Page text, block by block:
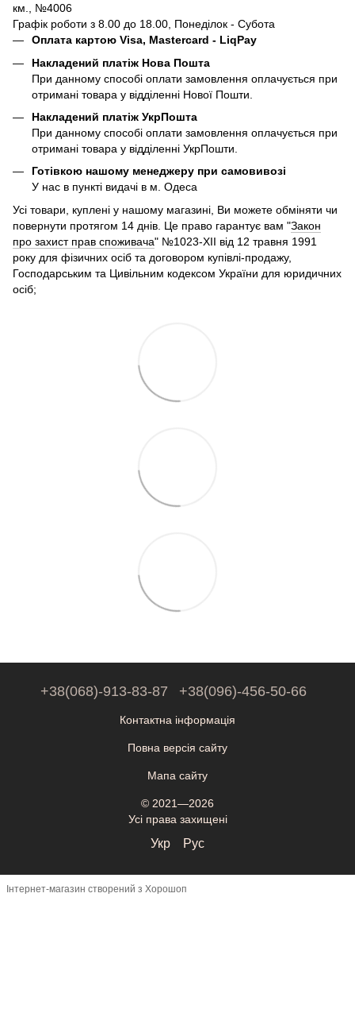
км., №4006
Графік роботи з 8.00 до 18.00, Понеділок - Субота
Оплата картою Visa, Mastercard - LiqPay
Накладений платіж Нова Пошта
При данному способі оплати замовлення оплачується при
отримані товара у відділенні Нової Пошти.
Накладений платіж УкрПошта
При данному способі оплати замовлення оплачується при
отримані товара у відділенні УкрПошти.
Готівкою нашому менеджеру при самовивозі
У нас в пункті видачі в м. Одеса
Усі товари, куплені у нашому магазині, Ви можете обміняти чи
повернути протягом 14 днів. Це право гарантує вам "Закон
про захист прав споживача" №1023-XII від 12 травня 1991
року для фізичних осіб та договором купівлі-продажу,
Господарським та Цивільним кодексом України для юридичних
осіб;
+38(068)-913-83-87 +38(096)-456-50-66
Контактна інформація
Повна версія сайту
Мапа сайту
© 2021—2026
Усі права захищені
Укр Рус
Інтернет-магазин створений з Хорошоп